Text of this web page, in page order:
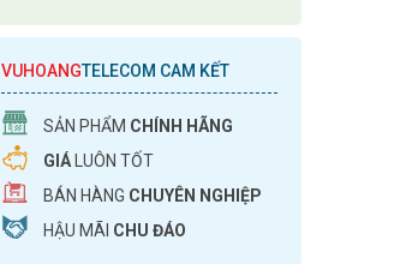
VUHOANGTELECOM CAM KẾT
SẢN PHẨM CHÍNH HÃNG
GIÁ LUÔN TỐT
BÁN HÀNG CHUYÊN NGHIỆP
HẬU MÃI CHU ĐÁO